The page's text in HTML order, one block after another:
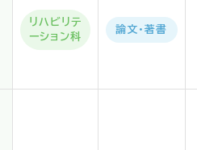
リハビリテ
ーション科
論文・著書